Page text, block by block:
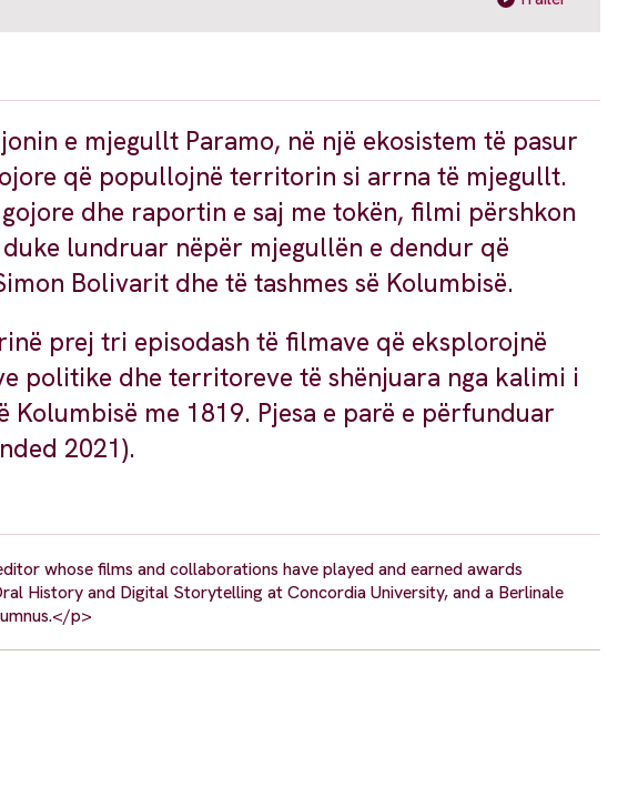
e mjegullt Paramo, në një ekosistem të pasur
që popullojnë territorin si arrna të mjegullt.
dhe raportin e saj me tokën, filmi përshkon
lundruar nëpër mjegullën e dendur që
Bolivarit dhe të tashmes së Kolumbisë.
prej tri episodash të filmave që eksplorojnë
politike dhe territoreve të shënjuara nga kalimi i
me 1819. Pjesa e parë e përfunduar
2021).
whose films and collaborations have played and earned awards
History and Digital Storytelling at Concordia University, and a Berlinale
p>